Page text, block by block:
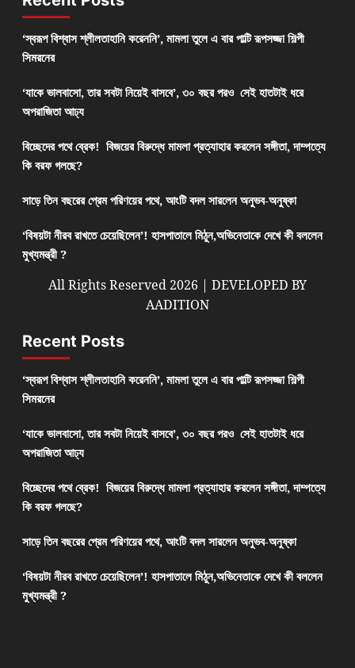
‘স্বরূপ বিশ্বাস শ্লীলতাহানি করেননি’, মামলা তুলে এ বার পাল্টি রূপসজ্জা শিল্পী
সিমরনের
‘যাকে ভালবাসো, তার সবটা নিয়েই বাসবে’, ৩০ বছর পরও সেই হাতটাই ধরে
অপরাজিতা আঢ্য
বিচ্ছেদের পথে ব্রেক! বিজয়ের বিরুদ্ধে মামলা প্রত্যাহার করলেন সঙ্গীতা, দাম্পত্যে
কি বরফ গলছে?
সাড়ে তিন বছরের প্রেম পরিণয়ের পথে, আংটি বদল সারলেন অনুভব-অনুষ্কা
‘বিষয়টা নীরব রাখতে চেয়েছিলেন’! হাসপাতালে মিঠুন,অভিনেতাকে দেখে কী বললেন
মুখ্যমন্ত্রী ?
All Rights Reserved 2026 | DEVELOPED BY
AADITION
Recent Posts
‘স্বরূপ বিশ্বাস শ্লীলতাহানি করেননি’, মামলা তুলে এ বার পাল্টি রূপসজ্জা শিল্পী
সিমরনের
‘যাকে ভালবাসো, তার সবটা নিয়েই বাসবে’, ৩০ বছর পরও সেই হাতটাই ধরে
অপরাজিতা আঢ্য
বিচ্ছেদের পথে ব্রেক! বিজয়ের বিরুদ্ধে মামলা প্রত্যাহার করলেন সঙ্গীতা, দাম্পত্যে
কি বরফ গলছে?
সাড়ে তিন বছরের প্রেম পরিণয়ের পথে, আংটি বদল সারলেন অনুভব-অনুষ্কা
‘বিষয়টা নীরব রাখতে চেয়েছিলেন’! হাসপাতালে মিঠুন,অভিনেতাকে দেখে কী বললেন
মুখ্যমন্ত্রী ?